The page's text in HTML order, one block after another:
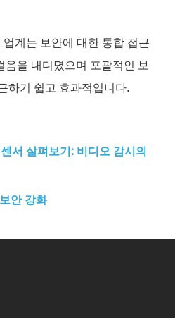
계는 보안에 대한 통합 접근
음을 내디뎠으며 포괄적인 보
하기 쉽고 효과적입니다.
서 살펴보기: 비디오 감시의
안 강화